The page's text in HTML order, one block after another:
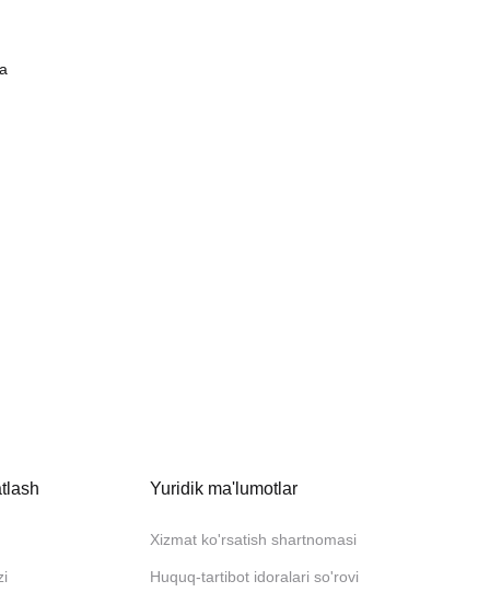
Yuridik ma'lumotlar
Xizmat ko'rsatish shartnomasi
Huquq-tartibot idoralari so'rovi